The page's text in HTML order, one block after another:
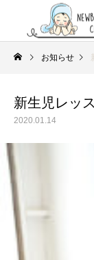
お知らせ
新生児レッ
2020.01.14